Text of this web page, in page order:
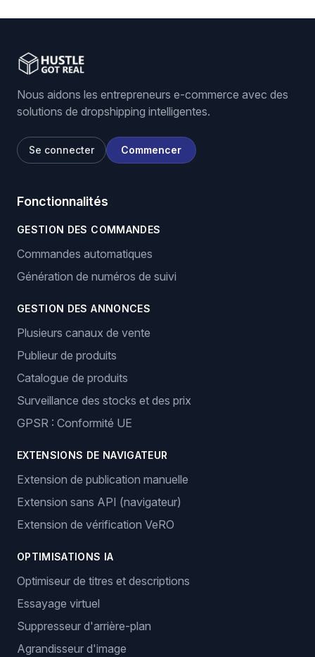
Nous aidons les entrepreneurs e-commerce avec des
solutions de dropshipping intelligentes.
Se connecter Commencer
Fonctionnalités
GESTION DES COMMANDES
Commandes automatiques
Génération de numéros de suivi
GESTION DES ANNONCES
Plusieurs canaux de vente
Publieur de produits
Catalogue de produits
Surveillance des stocks et des prix
GPSR : Conformité UE
EXTENSIONS DE NAVIGATEUR
Extension de publication manuelle
Extension sans API (navigateur)
Extension de vérification VeRO
OPTIMISATIONS IA
Optimiseur de titres et descriptions
Essayage virtuel
Suppresseur d'arrière-plan
Agrandisseur d'image